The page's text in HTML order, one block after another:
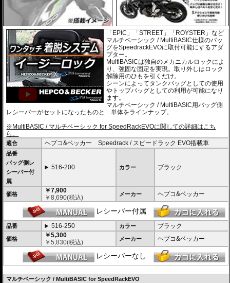
「EPIC」「STREET」「ROYSTER」など
マルチベーシック / MultiBASIC仕様のバッ
グをSpeedrackEVOに取付可能にするアダ
プター。
MultiBASICは独自のメカニカルロックによ
り、強固な固定を実現。取り外しはロック
解除用のひもを引くだけ。
シーンによってタンクバッグとしての使用
やトップバッグとしての利用が可能になり
ます。
マルチベーシック / MultiBASIC用バッグ側
レシーバーがセットになったものと 単体をラインナップ。
※MultiBASIC / マルチベーシック for SpeedRackEVOに関しての詳細はこち
ら。
適合 ヘプコ&ベッカー Speedrack / スピードラック EVO搭載車
品番
バッグ側レ
シーバー付
属
516-200 カラー ブラック
価格
￥7,900
￥8,690(税込) メーカー ヘプコ&ベッカー
レシーバー付属
品番 516-250 カラー ブラック
価格
￥5,300
￥5,830(税込) メーカー ヘプコ&ベッカー
レシーバーなし
マルチベーシック / MultiBASIC for SpeedRackEVO